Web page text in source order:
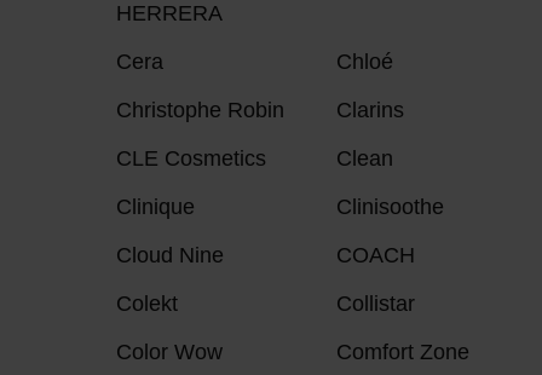
HERRERA
Cera
Chloé
Christophe Robin
Clarins
CLE Cosmetics
Clean
Clinique
Clinisoothe
Cloud Nine
COACH
Colekt
Collistar
Color Wow
Comfort Zone